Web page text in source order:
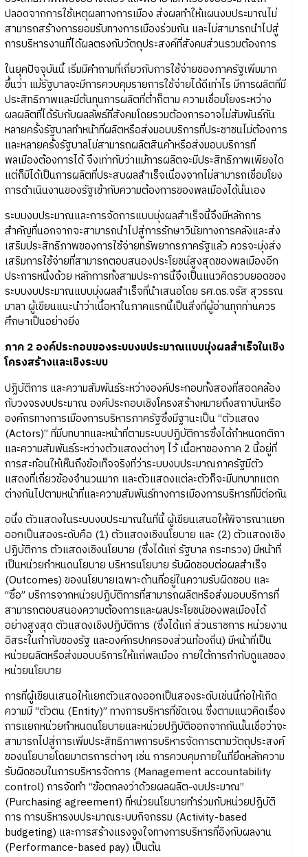
ปลอดจากการใช้เหตุผลทางการเมือง ส่งผลทำให้แผนงบประมาณไม่
สามารถสร้างการยอมรับทางการเมืองร่วมกัน และไม่สามารถนำไปสู่
การบริหารงานที่ได้ผลตรงกับวัตถุประสงค์ที่สังคมส่วนรวมต้องการ
ในยุคปัจจุบันนี้ เริ่มมีคำถามที่เกี่ยวกับการใช้จ่ายของภาครัฐเพิ่มมาก
ขึ้นว่า แม้รัฐบาลจะมีการควบคุมรายการใช้จ่ายได้ดีเท่าไร มีการผลิตที่มี
ประสิทธิภาพและมีต้นทุนการผลิตที่ต่ำก็ตาม ความเชื่อมโยงระหว่าง
ผลผลิตที่ได้รับกับผลลัพธ์ที่สังคมโดยรวมต้องการอาจไม่สัมพันธ์กัน
หลายครั้งรัฐบาลทำหน้าที่ผลิตหรือส่งมอบบริการที่ประชาชนไม่ต้องการ
และหลายครั้งรัฐบาลไม่สามารถผลิตสินค้าหรือส่งมอบบริการที่
พลเมืองต้องการได้ จึงเท่ากับว่าแม้การผลิตจะมีประสิทธิภาพเพียงใด
แต่ก็มิได้เป็นการผลิตที่ประสบผลสำเร็จเนื่องจากไม่สามารถเชื่อมโยง
การดำเนินงานของรัฐเข้ากับความต้องการของพลเมืองได้นั่นเอง
ระบบงบประมาณและการจัดการแบบมุ่งผลสำเร็จนี้จึงมีหลักการ
สำคัญที่นอกจากจะสามารถนำไปสู่การรักษาวินัยทางการคลังและส่ง
เสริมประสิทธิภาพของการใช้จ่ายทรัพยากรภาครัฐแล้ว ควรจะมุ่งส่ง
เสริมการใช้จ่ายที่สามารถตอบสนองประโยชน์สูงสุดของพลเมืองอีก
ประการหนึ่งด้วย หลักการทั้งสามประการนี้จึงเป็นแนวคิดรวบยอดของ
ระบบงบประมาณแบบมุ่งผลสำเร็จที่นำเสนอโดย รศ.ดร.จรัส สุวรรณ
มาลา ผู้เขียนแนะนำว่าเนื้อหาในภาคแรกนี้เป็นสิ่งที่ผู้อ่านทุกท่านควร
ศึกษาเป็นอย่างยิ่ง
ภาค 2 องค์ประกอบของระบบงบประมาณแบบมุ่งผลสำเร็จในเชิง
โครงสร้างและเชิงระบบ
ปฏิบัติการ และความสัมพันธ์ระหว่างองค์ประกอบทั้งสองที่สอดคล้อง
กับวงจรงบประมาณ องค์ประกอบเชิงโครงสร้างหมายถึงสถาบันหรือ
องค์กรทางการเมืองการบริหารภาครัฐซึ่งมีฐานะเป็น “ตัวแสดง
(Actors)” ที่มีบทบาทและหน้าที่ตามระบบปฏิบัติการซึ่งได้กำหนดกติกา
และความสัมพันธ์ระหว่างตัวแสดงต่างๆ ไว้ เนื้อหาของภาค 2 นี้อยู่ที่
การสะท้อนให้เห็นถึงข้อเท็จจริงที่ว่าระบบงบประมาณภาครัฐมีตัว
แสดงที่เกี่ยวข้องจำนวนมาก และตัวแสดงแต่ละตัวก็จะมีบทบาทแตก
ต่างกันไปตามหน้าที่และความสัมพันธ์ทางการเมืองการบริหารที่มีต่อกัน
อนึ่ง ตัวแสดงในระบบงบประมาณในที่นี้ ผู้เขียนเสนอให้พิจารณาแยก
ออกเป็นสองระดับคือ (1) ตัวแสดงเชิงนโยบาย และ (2) ตัวแสดงเชิง
ปฏิบัติการ ตัวแสดงเชิงนโยบาย (ซึ่งได้แก่ รัฐบาล กระทรวง) มีหน้าที่
เป็นหน่วยกำหนดนโยบาย บริหารนโยบาย รับผิดชอบต่อผลสำเร็จ
(Outcomes) ของนโยบายเฉพาะด้านที่อยู่ในความรับผิดชอบ และ
“ซื้อ” บริการจากหน่วยปฏิบัติการที่สามารถผลิตหรือส่งมอบบริการที่
สามารถตอบสนองความต้องการและผลประโยชน์ของพลเมืองได้
อย่างสูงสุด ตัวแสดงเชิงปฏิบัติการ (ซึ่งได้แก่ ส่วนราชการ หน่วยงาน
อิสระในกำกับของรัฐ และองค์กรปกครองส่วนท้องถิ่น) มีหน้าที่เป็น
หน่วยผลิตหรือส่งมอบบริการให้แก่พลเมือง ภายใต้การกำกับดูแลของ
หน่วยนโยบาย
การที่ผู้เขียนเสนอให้แยกตัวแสดงออกเป็นสองระดับเช่นนี้ก่อให้เกิด
ความมี “ตัวตน (Entity)” ทางการบริหารที่ชัดเจน ซึ่งตามแนวคิดเรื่อง
การแยกหน่วยกำหนดนโยบายและหน่วยปฏิบัติออกจากกันนั้นเชื่อว่าจะ
สามารถไปสู่การเพิ่มประสิทธิภาพการบริหารจัดการตามวัตถุประสงค์
ของนโยบายโดยมาตรการต่างๆ เช่น การควบคุมภายในที่ยึดหลักความ
รับผิดชอบในการบริหารจัดการ (Management accountability
control) การจัดทำ “ข้อตกลงว่าด้วยผลผลิต-งบประมาณ”
(Purchasing agreement) ที่หน่วยนโยบายทำร่วมกับหน่วยปฏิบัติ
การ การบริหารงบประมาณระบบกิจกรรม (Activity-based
budgeting) และการสร้างแรงจูงใจทางการบริหารที่อิงกับผลงาน
(Performance-based pay) เป็นต้น